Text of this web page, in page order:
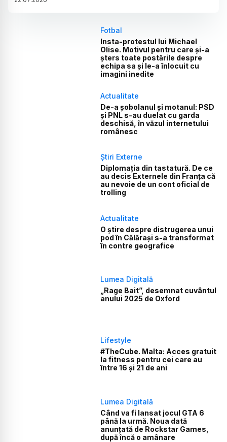
Fotbal
Insta-protestul lui Michael
Olise. Motivul pentru care și-a
șters toate postările despre
echipa sa și le-a înlocuit cu
imagini inedite
Actualitate
De-a șobolanul și motanul: PSD
și PNL s-au duelat cu garda
deschisă, în văzul internetului
românesc
Știri Externe
Diplomația din tastatură. De ce
au decis Externele din Franța că
au nevoie de un cont oficial de
trolling
Actualitate
O știre despre distrugerea unui
pod în Călărași s-a transformat
în contre geografice
Lumea Digitală
„Rage Bait”, desemnat cuvântul
anului 2025 de Oxford
Lifestyle
#TheCube. Malta: Acces gratuit
la fitness pentru cei care au
între 16 și 21 de ani
Lumea Digitală
Când va fi lansat jocul GTA 6
până la urmă. Noua dată
anunțată de Rockstar Games,
după încă o amânare